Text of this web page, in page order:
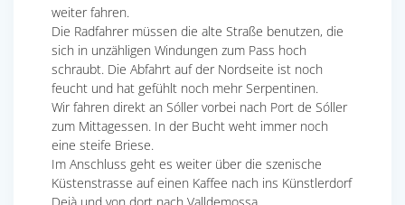
weiter fahren.
Die Radfahrer müssen die alte Straße benutzen, die
sich in unzähligen Windungen zum Pass hoch
schraubt. Die Abfahrt auf der Nordseite ist noch
feucht und hat gefühlt noch mehr Serpentinen.
Wir fahren direkt an Sóller vorbei nach Port de Sóller
zum Mittagessen. In der Bucht weht immer noch
eine steife Briese.
Im Anschluss geht es weiter über die szenische
Küstenstrasse auf einen Kaffee nach ins Künstlerdorf